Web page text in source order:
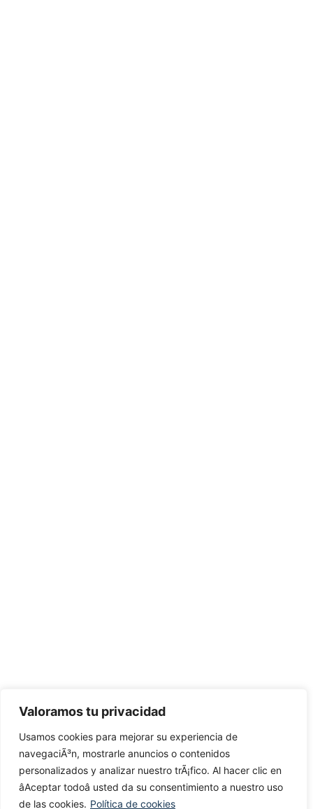
Valoramos tu privacidad
Usamos cookies para mejorar su experiencia de
navegaciÃ³n, mostrarle anuncios o contenidos
personalizados y analizar nuestro trÃ¡fico. Al hacer clic en
âAceptar todoâ usted da su consentimiento a nuestro uso
de las cookies. Política de cookies